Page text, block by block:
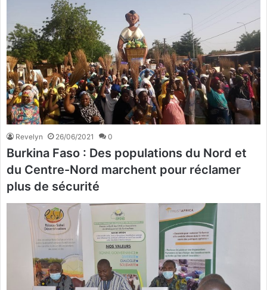
Revelyn 26/06/2021 0
Burkina Faso : Des populations du Nord et
du Centre-Nord marchent pour réclamer
plus de sécurité